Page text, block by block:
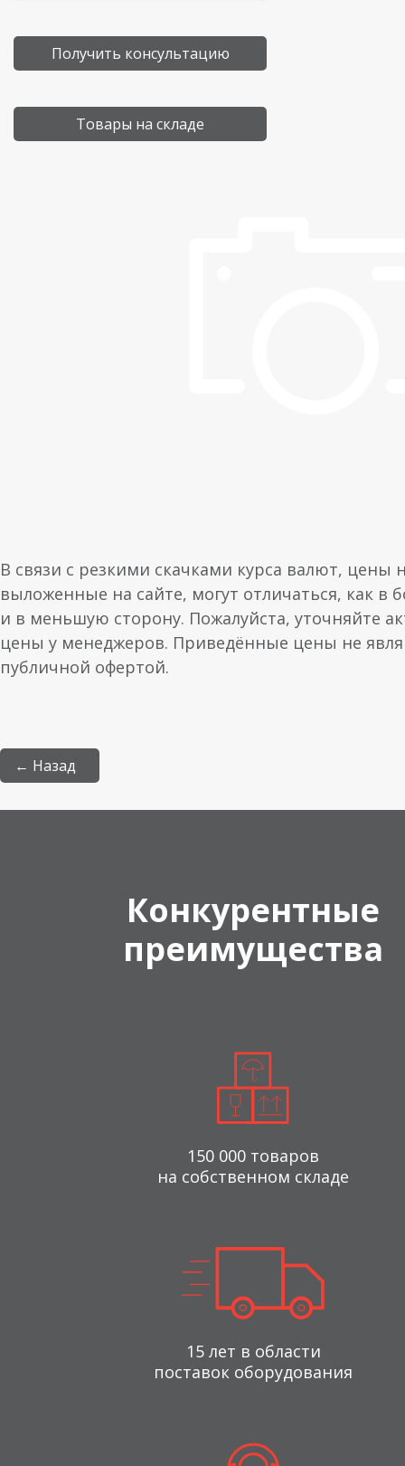
Получить консультацию
Товары на складе
В связи с резкими скачками курса валют, цены
выложенные на сайте, могут отличаться, как в
и в меньшую сторону. Пожалуйста, уточняйте
цены у менеджеров. Приведённые цены не
публичной офертой.
← Назад
Конкурентные
преимущества
150 000 товаров
на собственном складе
15 лет в области
поставок оборудования